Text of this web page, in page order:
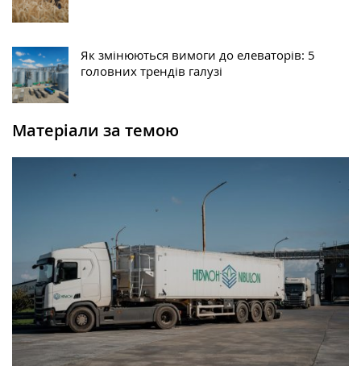
Як змінюються вимоги до елеваторів: 5
головних трендів галузі
Матеріали за темою